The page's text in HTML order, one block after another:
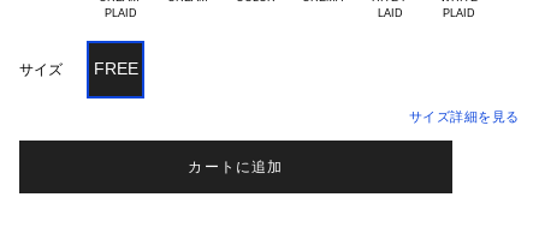
サイズ FREE
サイズ詳細を見る
カートに追加